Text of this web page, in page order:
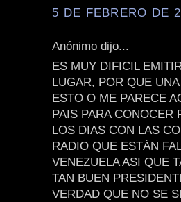
5 DE FEBRERO DE
Anónimo dijo...
ES MUY DIFICIL
LUGAR, POR QUE
ESTO O ME PARECE
PAIS PARA CONOCER
LOS DIAS CON LAS
RADIO QUE ESTÁN
VENEZUELA ASI QUE
TAN BUEN
VERDAD QUE NO SE